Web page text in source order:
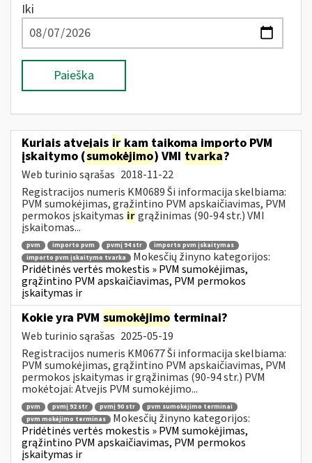
Iki
Paieška
Kuriais atvejais ir kam taikoma importo PVM
įskaitymo (sumokėjimo) VMI tvarka?
Web turinio sąrašas 2018-11-22
Registracijos numeris KM0689 Ši informacija skelbiama:
PVM sumokėjimas, grąžintino PVM apskaičiavimas, PVM
permokos įskaitymas irgrąžinimas (90-94 str.) VMI
įskaitomas...
pvm importo pvm pvmį 94 str
importo pvm įskaitymas
importo pvm įskaitymo tvarka
Mokesčių žinyno kategorijos:
Pridėtinės vertės mokestis » PVM sumokėjimas,
grąžintino PVM apskaičiavimas, PVM permokos
įskaitymas ir
Kokie yra PVM sumokėjimo terminai?
Web turinio sąrašas 2025-05-19
Registracijos numeris KM0677 Ši informacija skelbiama:
PVM sumokėjimas, grąžintino PVM apskaičiavimas, PVM
permokos įskaitymas ir grąžinimas (90-94 str.) PVM
mokėtojai: Atvejis PVM sumokėjimo...
pvm pvmį 92 str pvmį 90 str
pvm sumokėjimo terminai
pvm mokėjimo terminas
Mokesčių žinyno kategorijos:
Pridėtinės vertės mokestis » PVM sumokėjimas,
grąžintino PVM apskaičiavimas, PVM permokos
įskaitymas ir